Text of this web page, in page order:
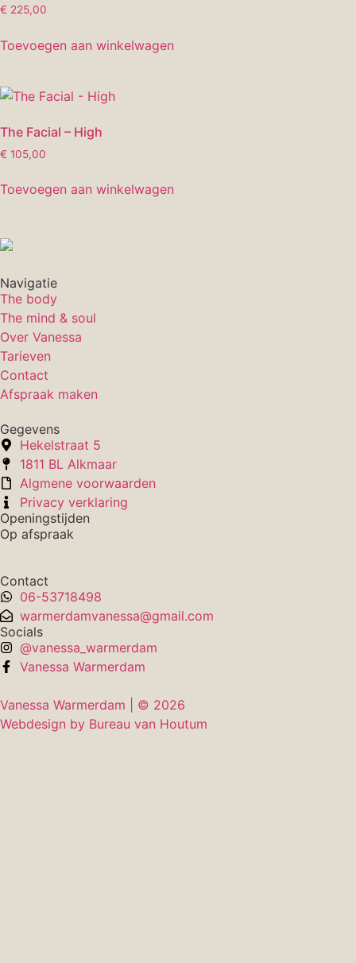
€ 225,00
Toevoegen aan winkelwagen
The Facial – High
€ 105,00
Toevoegen aan winkelwagen
Navigatie
The body
The mind & soul
Over Vanessa
Tarieven
Contact
Afspraak maken
Gegevens
Hekelstraat 5
1811 BL Alkmaar
Algmene voorwaarden
Privacy verklaring
Openingstijden
Op afspraak
Contact
06-53718498
warmerdamvanessa@gmail.com
Socials
@vanessa_warmerdam
Vanessa Warmerdam
Vanessa Warmerdam | © 2026
Webdesign by Bureau van Houtum